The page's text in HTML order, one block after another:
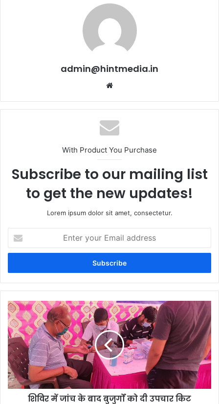
admin@hintmedia.in
With Product You Purchase
Subscribe to our mailing list
to get the new updates!
Lorem ipsum dolor sit amet, consectetur.
your
Email
शिविर में जांच के बाद बुजुर्गों को दी उपचार किट